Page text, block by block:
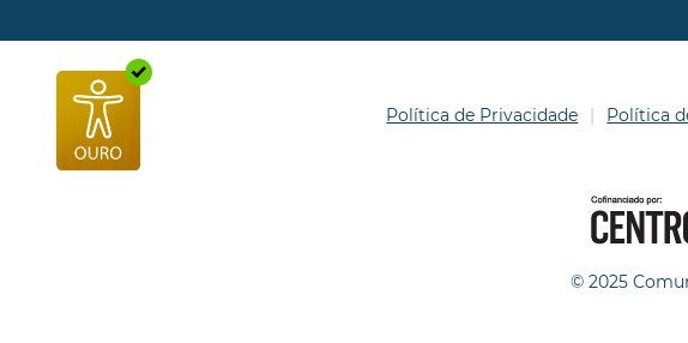
Política de Privacidade Política
© 2025